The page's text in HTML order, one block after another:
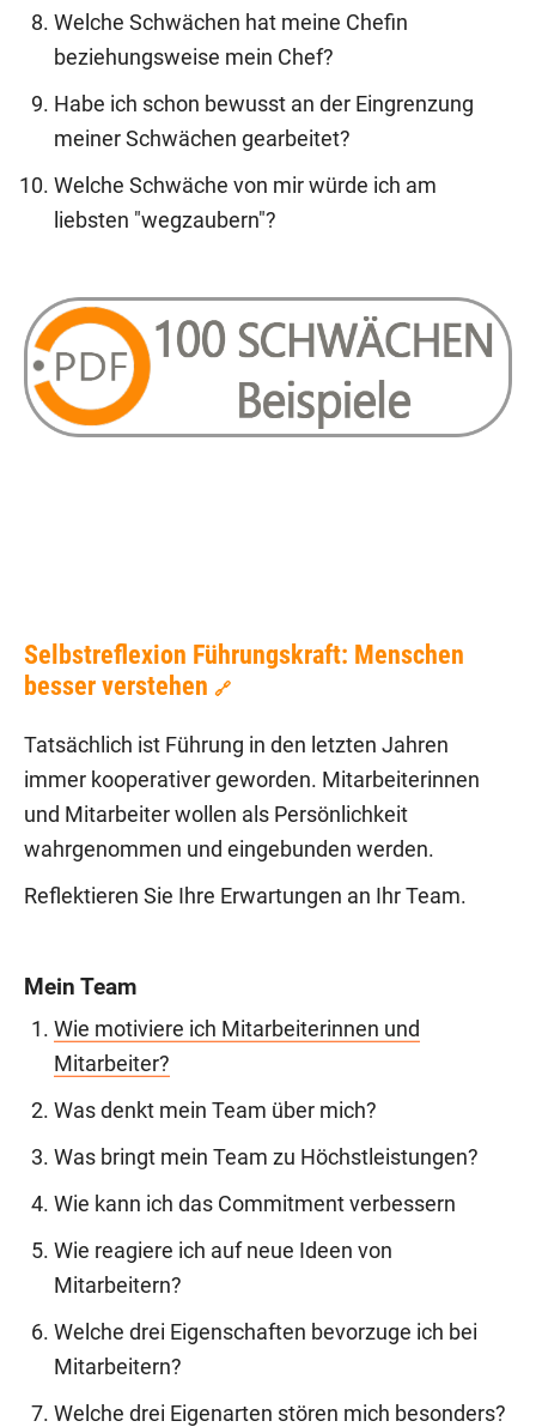
Welche Schwächen hat meine Chefin
beziehungsweise mein Chef?
Habe ich schon bewusst an der Eingrenzung
meiner Schwächen gearbeitet?
Welche Schwäche von mir würde ich am
liebsten "wegzaubern"?
Selbstreflexion Führungskraft: Menschen
besser verstehen 🔗
Tatsächlich ist Führung in den letzten Jahren
immer kooperativer geworden. Mitarbeiterinnen
und Mitarbeiter wollen als Persönlichkeit
wahrgenommen und eingebunden werden.
Reflektieren Sie Ihre Erwartungen an Ihr Team.
Mein Team
Wie motiviere ich Mitarbeiterinnen und
Mitarbeiter?
Was denkt mein Team über mich?
Was bringt mein Team zu Höchstleistungen?
Wie kann ich das Commitment verbessern
Wie reagiere ich auf neue Ideen von
Mitarbeitern?
Welche drei Eigenschaften bevorzuge ich bei
Mitarbeitern?
Welche drei Eigenarten stören mich besonders?